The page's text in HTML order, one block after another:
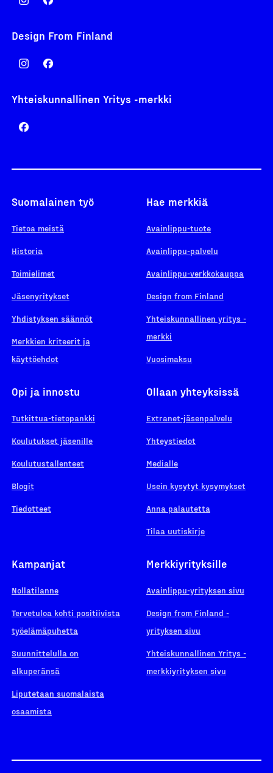
Design From Finland
Yhteiskunnallinen Yritys -merkki
Suomalainen työ
Tietoa meistä
Historia
Toimielimet
Jäsenyritykset
Yhdistyksen säännöt
Merkkien kriteerit ja
käyttöehdot
Hae merkkiä
Avainlippu-tuote
Avainlippu-palvelu
Avainlippu-verkkokauppa
Design from Finland
Yhteiskunnallinen yritys -
merkki
Vuosimaksu
Opi ja innostu
Tutkittua-tietopankki
Koulutukset jäsenille
Koulutustallenteet
Blogit
Tiedotteet
Ollaan yhteyksissä
Extranet-jäsenpalvelu
Yhteystiedot
Medialle
Usein kysytyt kysymykset
Anna palautetta
Tilaa uutiskirje
Kampanjat
Nollatilanne
Tervetuloa kohti positiivista
työelämäpuhetta
Suunnittelulla on
alkuperänsä
Liputetaan suomalaista
osaamista
Merkkiyrityksille
Avainlippu-yrityksen sivu
Design from Finland -
yrityksen sivu
Yhteiskunnallinen Yritys -
merkkiyrityksen sivu